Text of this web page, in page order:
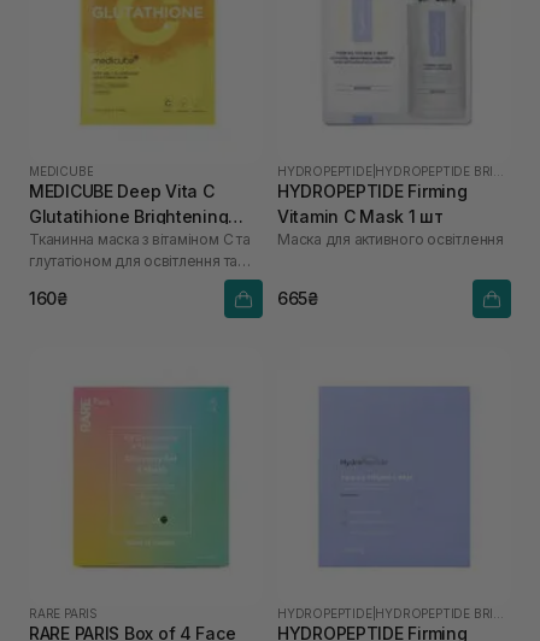
MEDICUBE
MEDICUBE Deep Vita C
Glutatihione Brightening
Mask
Тканинна маска з вітаміном С та
глутатіоном для освітлення та
160₴
HYDROPEPTIDE
HYDROPEPTIDE Firming
Vitamin C Mask 1 шт
Маска для активного освітлення
665₴
RARE PARIS
RARE PARIS Box of 4 Face
HYDROPEPTIDE
HYDROPEPTIDE Firming